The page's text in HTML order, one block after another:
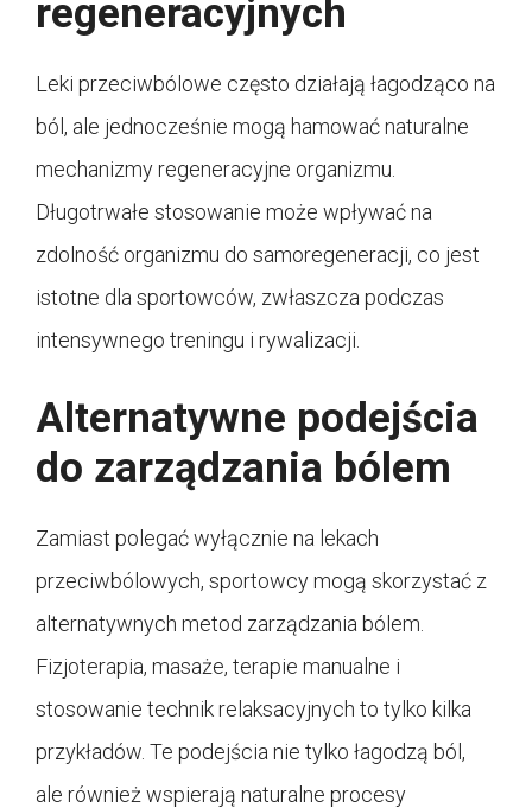
regeneracyjnych
Leki przeciwbólowe często działają łagodząco na
ból, ale jednocześnie mogą hamować naturalne
mechanizmy regeneracyjne organizmu.
Długotrwałe stosowanie może wpływać na
zdolność organizmu do samoregeneracji, co jest
istotne dla sportowców, zwłaszcza podczas
intensywnego treningu i rywalizacji.
Alternatywne podejścia
do zarządzania bólem
Zamiast polegać wyłącznie na lekach
przeciwbólowych, sportowcy mogą skorzystać z
alternatywnych metod zarządzania bólem.
Fizjoterapia, masaże, terapie manualne i
stosowanie technik relaksacyjnych to tylko kilka
przykładów. Te podejścia nie tylko łagodzą ból,
ale również wspierają naturalne procesy